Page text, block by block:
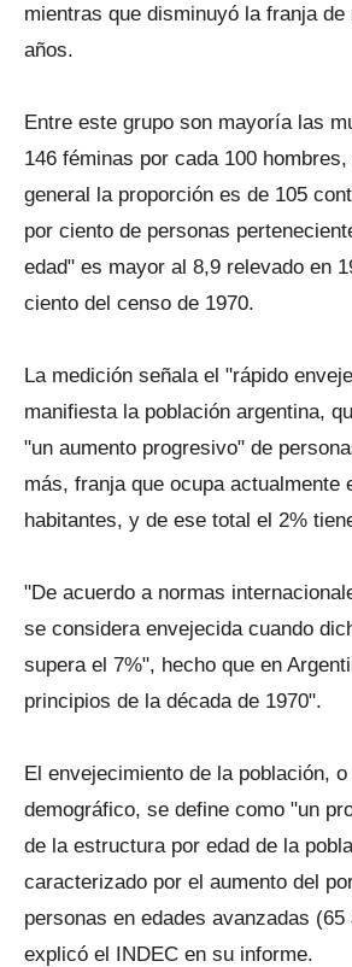
mientras que disminuyó la franja de
años.
Entre este grupo son mayoría las
146 féminas por cada 100
general la proporción es de 105
por ciento de personas
edad" es mayor al 8,9 relevado en
ciento del censo de 1970.
La medición señala el "rápido
manifiesta la población argentina,
"un aumento progresivo" de
más, franja que ocupa actualmente
habitantes, y de ese total el 2%
"De acuerdo a normas
se considera envejecida cuando
supera el 7%", hecho que en
principios de la década de 1970".
El envejecimiento de la población,
demográfico, se define como "un
de la estructura por edad de la
caracterizado por el aumento del
personas en edades avanzadas
explicó el INDEC en su informe.